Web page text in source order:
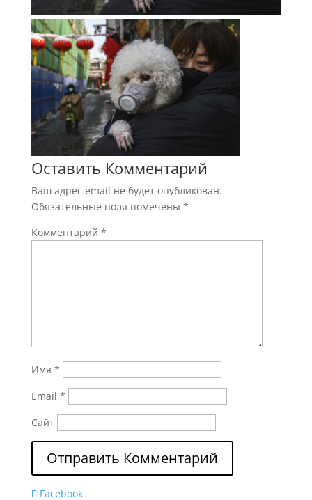
Оставить Комментарий
Ваш адрес email не будет опубликован.
Обязательные поля помечены *
Комментарий *
Имя *
Email *
Сайт
Facebook